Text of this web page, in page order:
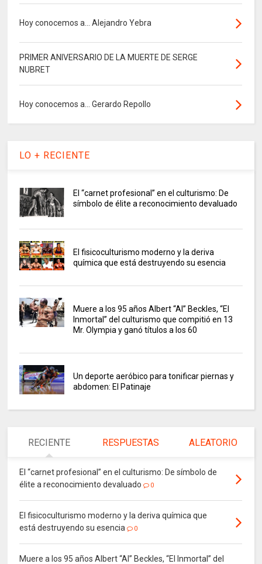
Hoy conocemos a... Alejandro Yebra
PRIMER ANIVERSARIO DE LA MUERTE DE SERGE
NUBRET
Hoy conocemos a... Gerardo Repollo
LO + RECIENTE
El “carnet profesional” en el culturismo: De
símbolo de élite a reconocimiento devaluado
El fisicoculturismo moderno y la deriva
química que está destruyendo su esencia
Muere a los 95 años Albert “Al” Beckles, “El
Inmortal” del culturismo que compitió en 13
Mr. Olympia y ganó títulos a los 60
Un deporte aeróbico para tonificar piernas y
abdomen: El Patinaje
RECIENTE RESPUESTAS ALEATORIO
El “carnet profesional” en el culturismo: De símbolo de
élite a reconocimiento devaluado
0
El fisicoculturismo moderno y la deriva química que
está destruyendo su esencia
0
Muere a los 95 años Albert “Al” Beckles, “El Inmortal” del